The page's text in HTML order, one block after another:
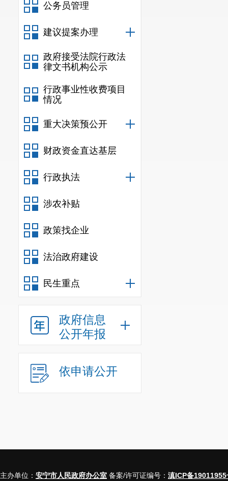
公务员管理
建议提案办理
政府接受法院行政法
律文书机构公示
行政事业性收费项目
情况
重大决策预公开
财政资金直达基层
行政执法
涉农补贴
政策找企业
法治政府建设
民生重点
政府信息
公开年报
依申请公开
一、本
主办单位： 安宁市人民政府办公室 备案/许可证编号： 滇ICP备